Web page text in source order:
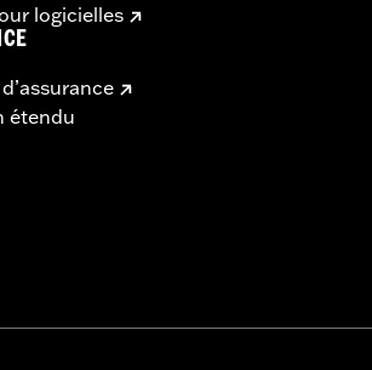
logicielles
étendu